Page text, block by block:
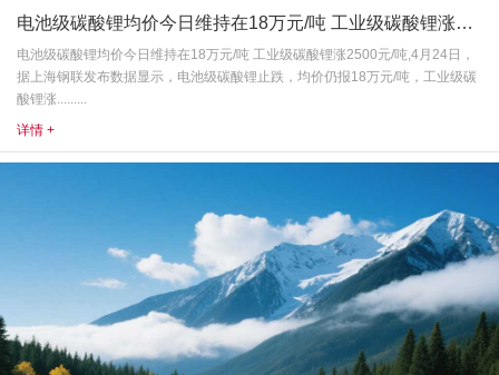
电池级碳酸锂均价今日维持在18万元/吨 工业级碳酸锂涨2500元/吨
电池级碳酸锂均价今日维持在18万元/吨 工业级碳酸锂涨2500元/吨,4月24日，
据上海钢联发布数据显示，电池级碳酸锂止跌，均价仍报18万元/吨，工业级碳
酸锂涨.........
详情 +